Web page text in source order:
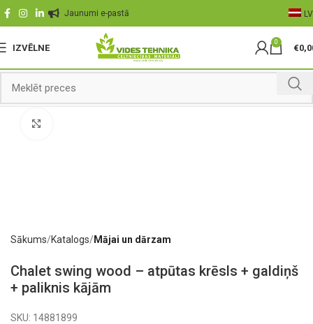
Jaunumi e-pastā LV
IZVĒLNE
0
€
Sākums Katalogs Mājai un dārzam
Chalet swing wood – atpūtas krēsls + galdiņš
+ paliknis kājām
SKU: 14881899